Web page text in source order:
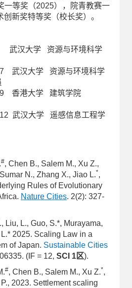
一等奖（2025），院青教赛一
新奖特等奖（校长奖）。
汉大学 资源与环境科学
武汉大学 资源与环境科学
9 香港大学 建筑学院
武汉大学 遥感信息工程学
#, Chen B., Salem M., Xu Z.,
N., Zhang X., Jiao L.*,
Rules of Evolutionary
Nature Cities. 2(2): 327-
Liu, L., Guo, S.*, Murayama,
2025. Scaling Law in a
of Japan. Sustainable Cities
(IF = 12, SCI 1区).
#, Chen B., Salem M., Xu Z.*,
2023. Settlement scaling